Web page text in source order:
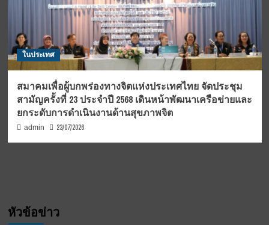
ในประเทศ
สมาคมเพื่อผู้บกพร่องทางจิตแห่งประเทศไทย จัดประชุม
สามัญครั้งที่ 23 ประจำปี 2568 เดินหน้าพัฒนาเครือข่ายและ
ยกระดับการดำเนินงานด้านสุขภาพจิต
admin 23/07/2026
หัวข้อข่าว